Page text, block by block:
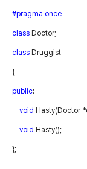
#pragma once
class Doctor;
class Druggist
{
public:
void Hasty(Doctor
void Hasty();
};